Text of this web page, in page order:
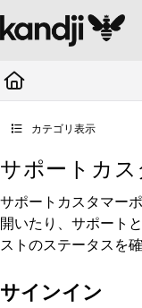
Documentation
Fetch the complete
カテゴリ表示
サポートカ
サポートカスタマー
開いたり、サポート
ストのステータスを
サインイン